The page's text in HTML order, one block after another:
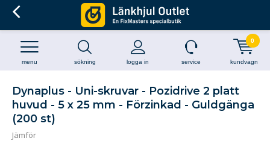
sökning logga in
menu service kundvagn
0
Dynaplus - Uni-skruvar - Pozidrive 2 platt
huvud - 5 x 25 mm - Förzinkad - Guldgänga
(200 st)
Jämför